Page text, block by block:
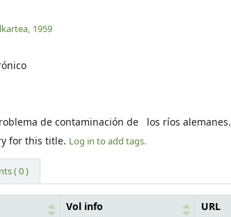
1959
de contaminación de los ríos alemanes.
for this title. Log in to add tags.
( 0 )
Vol info URL